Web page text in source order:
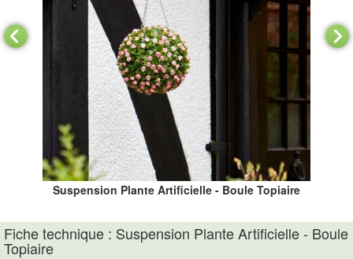
Suspension Plante Artificielle - Boule Topiaire
Fiche technique : Suspension Plante Artificielle - Boule
Topiaire